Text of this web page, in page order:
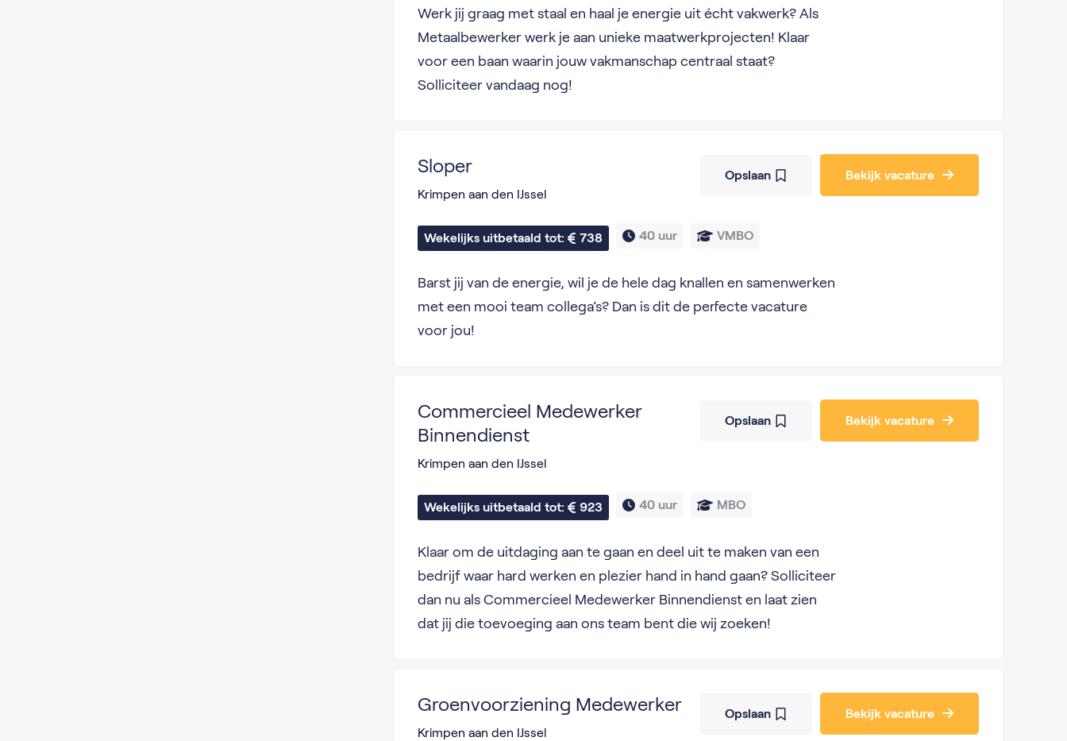
Werk jij graag met staal en haal je energie uit écht vakwerk? Als
Metaalbewerker werk je aan unieke maatwerkprojecten! Klaar
voor een baan waarin jouw vakmanschap centraal staat?
Solliciteer vandaag nog!
Sloper
Krimpen aan den IJssel
Wekelijks uitbetaald tot: 738 40 uur VMBO
Barst jij van de energie, wil je de hele dag knallen en samenwerken
met een mooi team collega’s? Dan is dit de perfecte vacature
voor jou!
Opslaan Bekijk vacature
Commercieel Medewerker
Binnendienst
Krimpen aan den IJssel
Wekelijks uitbetaald tot: 923 40 uur MBO
Klaar om de uitdaging aan te gaan en deel uit te maken van een
bedrijf waar hard werken en plezier hand in hand gaan? Solliciteer
dan nu als Commercieel Medewerker Binnendienst en laat zien
dat jij die toevoeging aan ons team bent die wij zoeken!
Opslaan Bekijk vacature
Groenvoorziening Medewerker
Krimpen aan den IJssel
Opslaan Bekijk vacature